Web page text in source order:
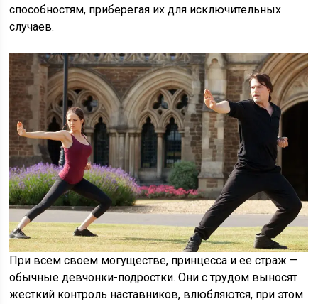
способностям, приберегая их для исключительных
случаев.
При всем своем могуществе, принцесса и ее страж —
обычные девчонки-подростки. Они с трудом выносят
жесткий контроль наставников, влюбляются, при этом